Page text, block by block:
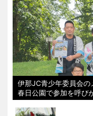
伊那JC青少年委員会
春日公園で参加を呼び